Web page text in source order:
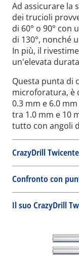
Ad assicurare la
dei trucioli
di 60° o 90°
di 130°, nonché
In più, il
un'elevata
Questa punta di
microforatura, è
0.3 mm e 6.0
tra 1.0 mm e 10
tutto con angoli
CrazyDrill
Confronto con
Il suo CrazyDrill